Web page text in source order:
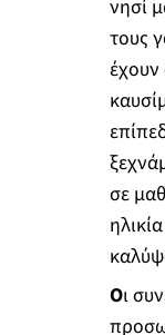
νησί
τους
έχουν
σε
Οι